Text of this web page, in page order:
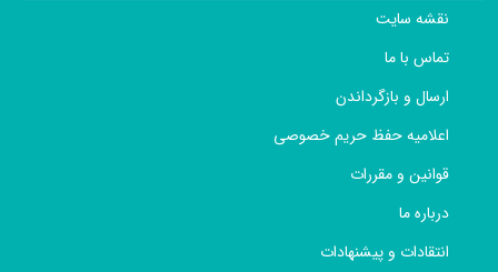
نقشه سایت
تماس با ما
ارسال و بازگرداندن
اعلامیه حفظ حریم خصوصی
قوانین و مقررات
درباره ما
انتقادات و پیشنهادات